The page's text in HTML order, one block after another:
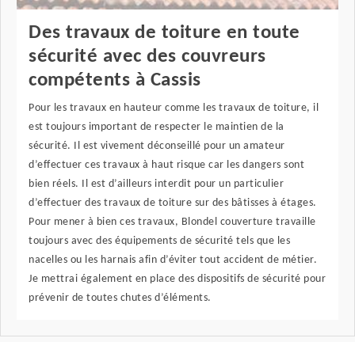
Des travaux de toiture en toute
sécurité avec des couvreurs
compétents à Cassis
Pour les travaux en hauteur comme les travaux de toiture, il
est toujours important de respecter le maintien de la
sécurité. Il est vivement déconseillé pour un amateur
d’effectuer ces travaux à haut risque car les dangers sont
bien réels. Il est d’ailleurs interdit pour un particulier
d’effectuer des travaux de toiture sur des bâtisses à étages.
Pour mener à bien ces travaux, Blondel couverture travaille
toujours avec des équipements de sécurité tels que les
nacelles ou les harnais afin d’éviter tout accident de métier.
Je mettrai également en place des dispositifs de sécurité pour
prévenir de toutes chutes d’éléments.